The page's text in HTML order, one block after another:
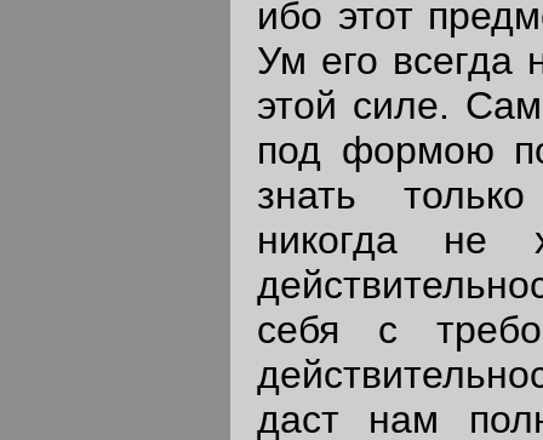
ибо этот
Ум его всегда
этой силе.
под формою
знать
никогда не
себя с
даст нам